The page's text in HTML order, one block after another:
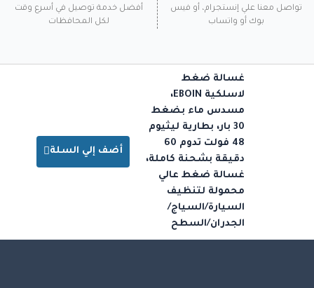
تواصل معنا علي إنستجرام، أو فيس
بوك أو واتساب
أفضل خدمة توصيل في أسرع وقت
لكل المحافظات
غسالة ضغط
لاسلكية EBOIN،
مسدس ماء بضغط
30 بار، بطارية ليثيوم
48 فولت تدوم 60
دقيقة بشحنة كاملة،
غسالة ضغط عالي
محمولة لتنظيف
السيارة/السياج/
الجدران/السطح
أضف إلي السلة